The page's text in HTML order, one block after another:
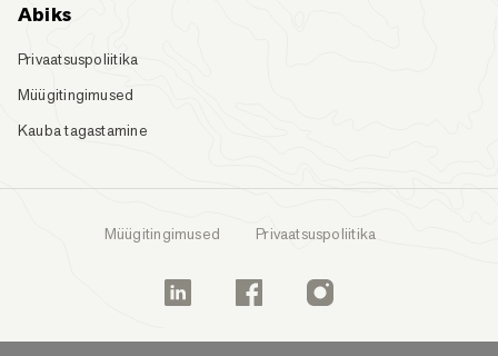
Abiks
Privaatsuspoliitika
Müügitingimused
Kauba tagastamine
Müügitingimused Privaatsuspoliitika